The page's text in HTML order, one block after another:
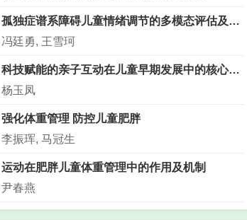
2023年中国儿童保健杂志出刊计划
2022丝路儿童健康高峰论坛暨《中国儿童保健杂
2022-08-24
2022年中国儿童保健杂志出刊计划
2021-10-12
热烈祝贺《中国儿童保健杂志》入选CSCD数据
孤独症谱系障碍儿童情绪调节的多模态评估及干预
冯廷勇, 王雪珂
科技赋能的亲子互动在儿童早期发展中的核心促进作用
杨玉凤
强化体重管理 防控儿童肥胖
李振珲, 马冠生
运动在肥胖儿童体重管理中的作用及机制
尹春燕